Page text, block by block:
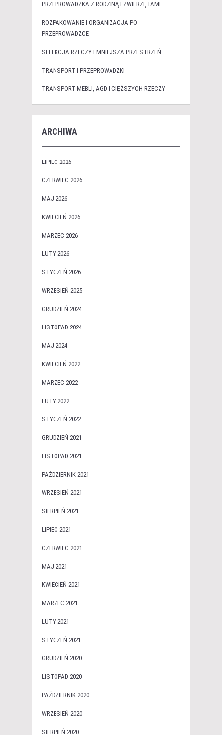
PRZEPROWADZKA Z RODZINĄ I ZWIERZĘTAMI
ROZPAKOWANIE I ORGANIZACJA PO
PRZEPROWADZCE
SELEKCJA RZECZY I MNIEJSZA PRZESTRZEŃ
TRANSPORT I PRZEPROWADZKI
TRANSPORT MEBLI, AGD I CIĘŻSZYCH RZECZY
ARCHIWA
LIPIEC 2026
CZERWIEC 2026
MAJ 2026
KWIECIEŃ 2026
MARZEC 2026
LUTY 2026
STYCZEŃ 2026
WRZESIEŃ 2025
GRUDZIEŃ 2024
LISTOPAD 2024
MAJ 2024
KWIECIEŃ 2022
MARZEC 2022
LUTY 2022
STYCZEŃ 2022
GRUDZIEŃ 2021
LISTOPAD 2021
PAŹDZIERNIK 2021
WRZESIEŃ 2021
SIERPIEŃ 2021
LIPIEC 2021
CZERWIEC 2021
MAJ 2021
KWIECIEŃ 2021
MARZEC 2021
LUTY 2021
STYCZEŃ 2021
GRUDZIEŃ 2020
LISTOPAD 2020
PAŹDZIERNIK 2020
WRZESIEŃ 2020
SIERPIEŃ 2020